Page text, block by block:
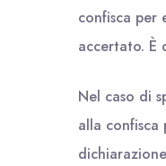
confisca per
accertato. È
Nel caso di
alla